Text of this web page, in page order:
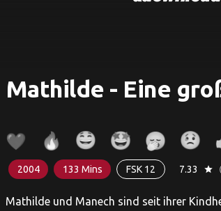
Mathilde - Eine
2004 133 Mins FSK 12 7.33 star
Mathilde und Manech sind seit ihrer